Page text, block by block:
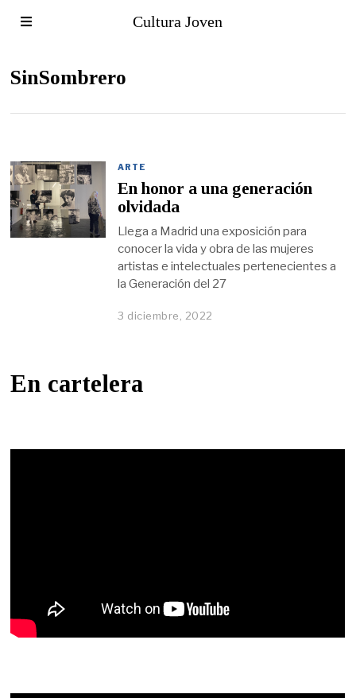
Cultura Joven
SinSombrero
ARTE
En honor a una generación
olvidada
Llega a Madrid una exposición para
conocer la vida y obra de las mujeres
artistas e intelectuales pertenecientes a
la Generación del 27
3 diciembre, 2022
En cartelera